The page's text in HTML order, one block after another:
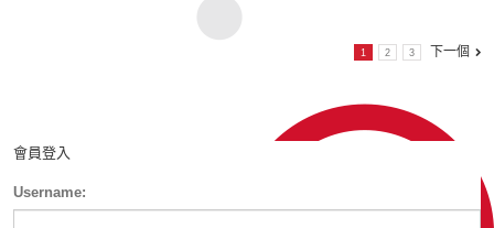
1 2 3 下一個
會員登入
Username: